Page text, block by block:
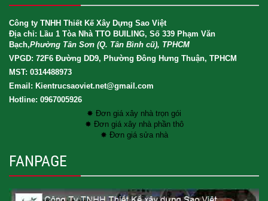
Công ty TNHH Thiết Kế Xây Dựng Sao Việt
Địa chỉ: Lầu 1 Tòa Nhà TTO BUILING, Số 339 Phạm Văn
Bạch,Phường Tân Sơn (Q. Tân Bình cũ), TPHCM
VPGD: 72F6 Đường DD9, Phường Đông Hưng Thuận, TPHCM
MST: 0314488973
Email: Kientrucsaoviet.net@gmail.com
Hotline: 0967005926
✸ Đơn giá xây nhà trọn gói
✸ Đơn giá xây nhà phần thô
✸ Đơn giá sửa nhà
FANPAGE